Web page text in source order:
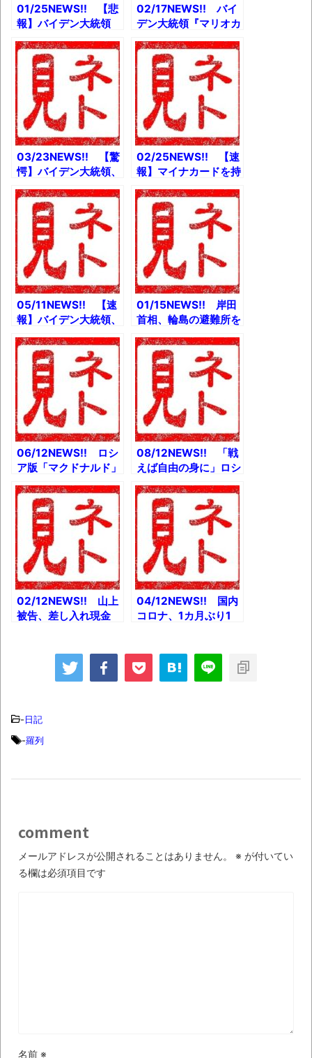
01/25NEWS!! 【悲
報】バイデン大統領
「ダイエットコーク呼
び出しボタン」撤去ｗ
とか 坂口杏里「お腹
の子中絶したよ」衝撃
告白とか ドン・キホ
ーテが1万9800円
『ワリキリPC』発売
とか
02/17NEWS!! バイ
デン大統領『マリオカ
ート』で孫と対戦と
か ハロワ職員1万人
以上雇い止めの可能
性、相談乗った翌日か
ら失業者とか 藤井聡
太二冠、高校を自主退
学とか
03/23NEWS!! 【驚
愕】バイデン大統領、
中国の習近平を恫喝し
ていたとか 【悲報】
小林麻耶、号泣とか
『プーチン愛人とぎっ
くり腰』現実が「東ス
ポ化」する異常事態と
か
02/25NEWS!! 【速
報】マイナカードを持
たない人の受診料を値
上げへ！とか バイデ
ン大統領、飛行機の階
段でこけるとか ロー
ソンの盛りすぎチャレ
ンジ出荷数絞りすぎて
おとり広告だと炎上と
か
05/11NEWS!! 【速
報】バイデン大統領、
広島サミット欠席かと
か 関東で震度5強の
地震が発生とか 高田
純次(76)、少しヤバ
そうとか 中川翔子さ
んの結婚相手、とんで
もない人だったｗとか
01/15NEWS!! 岸田
首相、輪島の避難所を
訪問とか バイデン大
統領「台湾独立支持せ
ず」中国に配慮とか
大関貴景勝、土俵入り
で「ジェラート ピ
ケ」かわいすぎる化粧
まわし披露とか 「阪
神の教訓ゼロ」能登入
りした防災学者の告白
とか
06/12NEWS!! ロシ
ア版「マクドナルド」
新ロゴ発表とか J・
ビーバー「顔の半分が
完全に麻痺」と明かす
とか 「Kindleが全
部消えた」アカウント
結合の仕様が怖いと注
目とか
08/12NEWS!! 「戦
えば自由の身に」ロシ
ア刑務所での新兵募集
とか 林外相「＃ハニ
トラ」がトレンド入り
とか 老舗映画館「小
倉昭和館」も焼失「貴
重なフィルムが…」と
か
02/12NEWS!! 山上
被告、差し入れ現金
師、痛恨のミスとか
宮台真司襲撃犯41
04/12NEWS!! 国内
コロナ、1カ月ぶり1
とか 福本伸行さん、
ゴルフ漫画を新連載w
-日記
-羅列
comment
メールアドレスが公開されることはありません。 ※ が付いてい
る欄は必須項目です
名前 ※